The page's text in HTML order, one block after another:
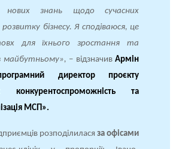
нових знань щодо сучасних
бізнесу. Я сподіваюся, це
для їхнього зростання та
в майбутньому», – відзначивАрмін
директор проєкту
конкурентоспроможність та
МСП».
розподілилася за офісами